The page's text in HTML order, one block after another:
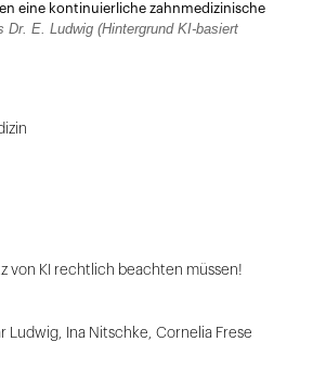
eine kontinuierliche zahnmedizinische
Dr. E. Ludwig (Hintergrund KI-basiert
von KI rechtlich beachten müssen!
Ludwig Ina Nitschke Cornelia Frese